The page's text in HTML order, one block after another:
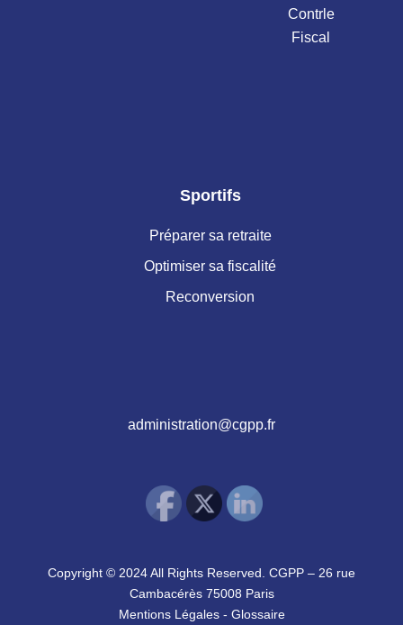
Contrle
Fiscal
Sportifs
Préparer sa retraite
Optimiser sa fiscalité
Reconversion
administration@cgpp.fr
Copyright © 2024 All Rights Reserved. CGPP – 26 rue
Cambacérès 75008 Paris
Mentions Légales- Glossaire